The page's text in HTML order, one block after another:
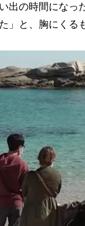
出の時間になっ
」と、胸にくる